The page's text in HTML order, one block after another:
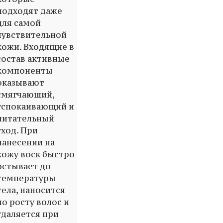
даже
самой
Входящие в
активные
и
При
на
воск быстро
до
наносится
росту волос и
при